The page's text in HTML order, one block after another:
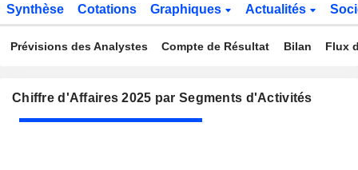
Synthèse Cotations Graphiques Actualités
Prévisions des Analystes Compte de Résultat Bilan Flux
Chiffre d'Affaires 2025 par Segments d'Activités